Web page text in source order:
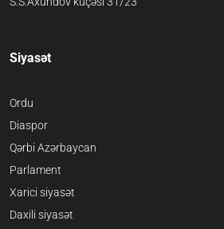
Siyasət
Ordu
Diaspor
Qərbi Azərbaycan
Parlament
Xarici siyasət
Daxili siyasət